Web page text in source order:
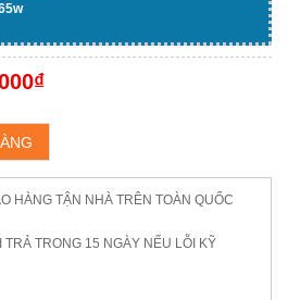
₫GIÁ
HIỆN
TẠI
HÀNG TẬN NHÀ TRÊN TOÀN QUỐC
TRẢ TRONG 15 NGÀY NẾU LỖI KỸ